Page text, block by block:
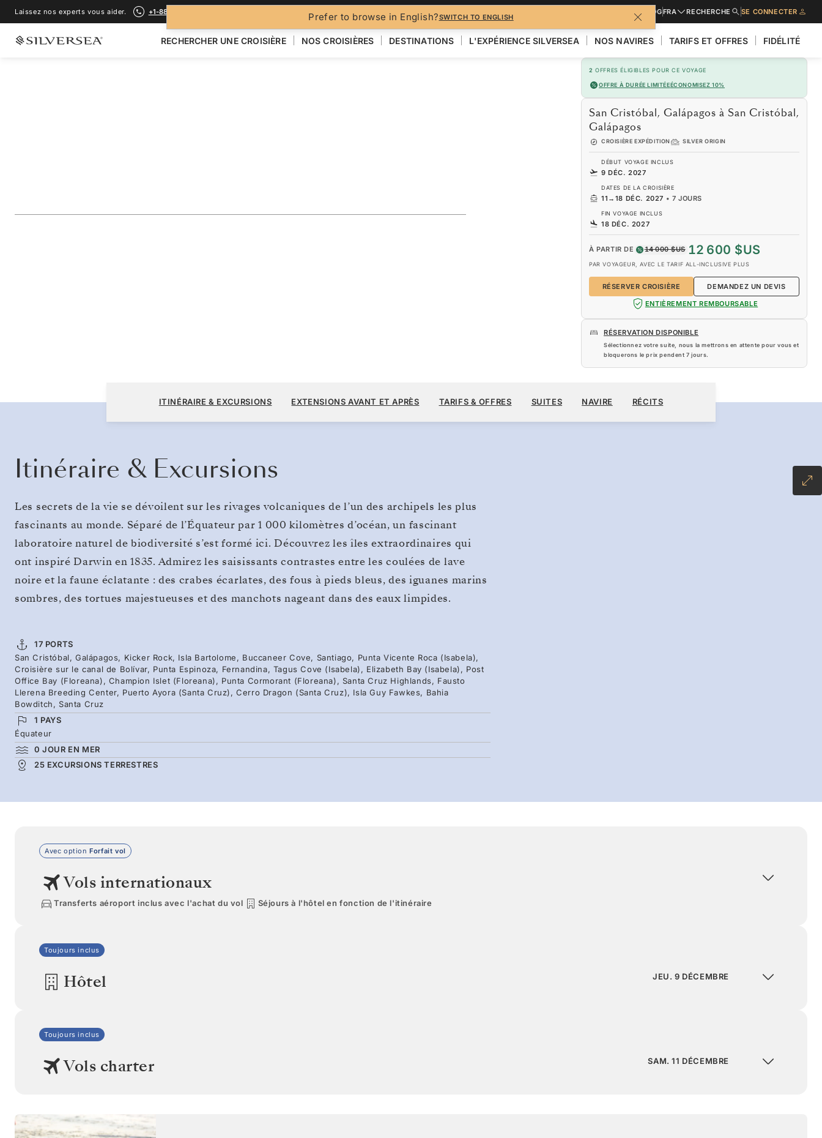
Prefer to browse in English?SWITCH TO ENGLISH
Laissez nos experts vous aider. +1-888-978-4070 BLOGFRA RECHERCHE SE CONNECTER
RECHERCHER UNE CROISIÈRE NOS CROISIÈRES DESTINATIONS L'EXPÉRIENCE SILVERSEA NOS NAVIRES TARIFS ET OFFRES FIDÉLITÉ
2 OFFRES ÉLIGIBLES POUR CE VOYAGE
OFFRE À DURÉE LIMITÉEÉCONOMISEZ 10%
San Cristóbal, Galápagos à San Cristóbal,
Galápagos
CROISIÈRE EXPÉDITION SILVER ORIGIN
DÉBUT VOYAGE INCLUS
9 DÉC. 2027
DATES DE LA CROISIÈRE
11 → 18 DÉC. 2027 • 7 JOURS
FIN VOYAGE INCLUS
18 DÉC. 2027
À PARTIR DE 14 000 $US 12 600 $US
PAR VOYAGEUR, AVEC LE TARIF ALL-INCLUSIVE PLUS
RÉSERVER CROISIÈRE
DEMANDEZ UN DEVIS
ENTIÈREMENT REMBOURSABLE
RÉSERVATION DISPONIBLE
Sélectionnez votre suite, nous la mettrons en attente pour vous et
bloquerons le prix pendent7 jours.
San Cristóbal, Galápagos à San Cristóbal, Galápagos
7 JOURS
PAR VOYAGEUR, AVEC LE TARIF ALL-INCLUSIVE PLUS
RÉSERVER CROISIÈRE
ITINÉRAIRE & EXCURSIONS EXTENSIONS AVANT ET APRÈS TARIFS & OFFRES SUITES NAVIRE RÉCITS
Itinéraire & Excursions
Les secrets de la vie se dévoilent sur les rivages volcaniques de l’un des archipels les plus
fascinants au monde. Séparé de l’Équateur par 1 000 kilomètres d’océan, un fascinant
laboratoire naturel de biodiversité s’est formé ici. Découvrez les îles extraordinaires qui
ont inspiré Darwin en 1835. Admirez les saisissants contrastes entre les coulées de lave
noire et la faune éclatante : des crabes écarlates, des fous à pieds bleus, des iguanes marins
sombres, des tortues majestueuses et des manchots nageant dans des eaux limpides.
17 PORTS
San Cristóbal, Galápagos, Kicker Rock, Isla Bartolome, Buccaneer Cove, Santiago, Punta Vicente Roca (Isabela),
Croisière sur le canal de Bolívar, Punta Espinoza, Fernandina, Tagus Cove (Isabela), Elizabeth Bay (Isabela), Post
Office Bay (Floreana), Champion Islet (Floreana), Punta Cormorant (Floreana), Santa Cruz Highlands, Fausto
Llerena Breeding Center, Puerto Ayora (Santa Cruz), Cerro Dragon (Santa Cruz), Isla Guy Fawkes, Bahia
Bowditch, Santa Cruz
1 PAYS
Équateur
0 JOUR EN MER
25 EXCURSIONS TERRESTRES
Avec option Forfait vol
Vols internationaux
Transferts aéroport inclus avec l'achat du vol Séjours à l'hôtel en fonction de l'itinéraire
Toujours inclus
Hôtel JEU. 9 DÉCEMBRE
Toujours inclus
Vols charter SAM. 11 DÉCEMBRE